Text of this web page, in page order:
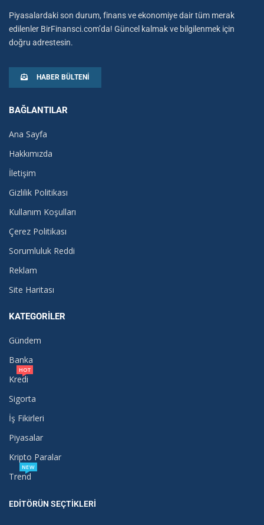
Piyasalardaki son durum, finans ve ekonomiye dair tüm merak
edilenler BirFinansci.com’da! Güncel kalmak ve bilgilenmek için
doğru adrestesin.
HABER BÜLTENI
BAĞLANTILAR
Ana Sayfa
Hakkımızda
İletişim
Gizlilik Politikası
Kullanım Koşulları
Çerez Politikası
Sorumluluk Reddi
Reklam
Site Haritası
KATEGORILER
Gündem
Banka
Kredi
HOT
Sigorta
İş Fikirleri
Piyasalar
Kripto Paralar
Trend
NEW
EDITÖRÜN SEÇTIKLERI